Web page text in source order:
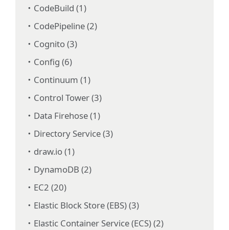
CodeBuild (1)
CodePipeline (2)
Cognito (3)
Config (6)
Continuum (1)
Control Tower (3)
Data Firehose (1)
Directory Service (3)
draw.io (1)
DynamoDB (2)
EC2 (20)
Elastic Block Store (EBS) (3)
Elastic Container Service (ECS) (2)